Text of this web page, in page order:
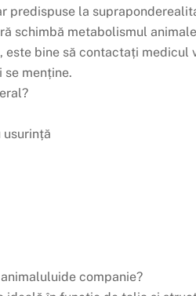
predispuse la
schimbă metabolismul
bine să contactați
menține.
usurință
companie?